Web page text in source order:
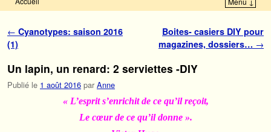
Navigation des articles
← Cyanotypes: saison 2016
(1)
Boites- casiers DIY pour
magazines, dossiers… →
Un lapin, un renard: 2 serviettes -DIY
Publié le 1 août 2016 par Anne
« L’esprit s’enrichit de ce qu’il reçoit,
Le cœur de ce qu’il donne ».